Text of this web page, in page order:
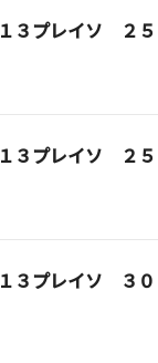
１３プレイソ ２５
１３プレイソ ２
１３プレイソ ３